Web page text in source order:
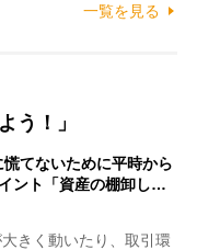
一覧を見る
う！」
慌てないために平時から
ント「資産の棚卸し…
きく動いたり、取引環